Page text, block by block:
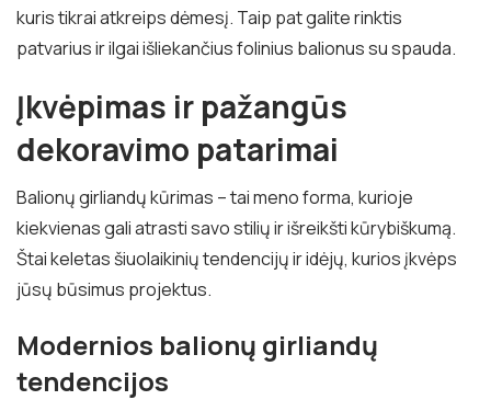
kuris tikrai atkreips dėmesį. Taip pat galite rinktis
patvarius ir ilgai išliekančius folinius balionus su spauda.
Įkvėpimas ir pažangūs
dekoravimo patarimai
Balionų girliandų kūrimas – tai meno forma, kurioje
kiekvienas gali atrasti savo stilių ir išreikšti kūrybiškumą.
Štai keletas šiuolaikinių tendencijų ir idėjų, kurios įkvėps
jūsų būsimus projektus.
Modernios balionų girliandų
tendencijos